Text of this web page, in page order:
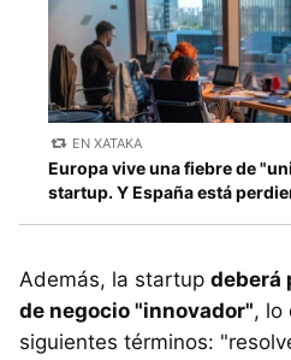
EN XATAKA
Europa vive una fiebre de
startup. Y España está
Además, la startup deberá
de negocio "innovador", lo
siguientes términos: